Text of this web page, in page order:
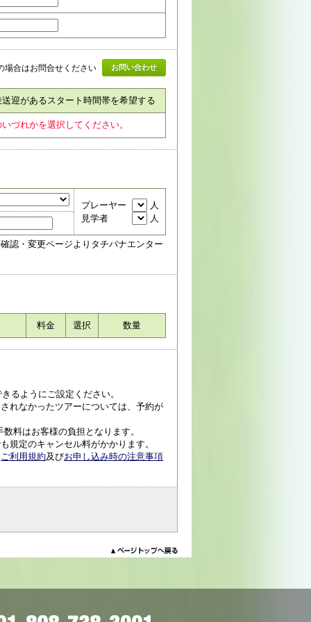
場合はお問合せください お問い合わせ
送迎があるスタート時間帯を希望する
づれかを選択してください。
プレーヤー
人
見学者
人
認・変更ページよりタチバナエンター
料金 選択 数量
るようにご設定ください。
れなかったツアーについては、予約が
料はお客様の負担となります。
規定のキャンセル料がかかります。
ご利用規約及びお申し込み時の注意事項